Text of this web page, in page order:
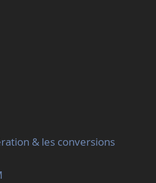
& les conversions